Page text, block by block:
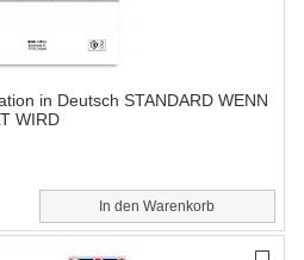
in Deutsch STANDARD WENN
WIRD
In den Warenkorb